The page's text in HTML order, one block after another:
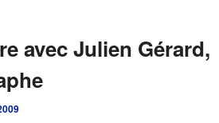
avec Julien Gérard,